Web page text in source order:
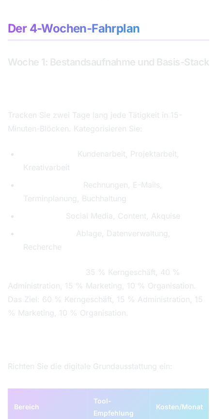
Der 4-Wochen-Fahrplan
Woche 1: Bestandsaufnahme und Basis-Stack
Tracken Sie zwei Tage lang jede Tätigkeit in 15-
Minuten-Blöcken. Kategorisieren Sie:
Kundenarbeit, Projektarbeit,
Kreativarbeit
Rechnungen, E-Mails,
Terminplanung, Buchhaltung
Social Media, Content, Akquise
Ablage, Datenverwaltung,
Recherche
35 % Kerngeschäft, 40 %
Administration, 15 % Marketing, 10 % Organisation.
Das Ziel: 60 % Kerngeschäft, 15 % Administration, 15
% Marketing, 10 % Organisation.
Richten Sie die digitale Grundausstattung ein:
Bereich
Tool-
Empfehlung
Kosten/Monat